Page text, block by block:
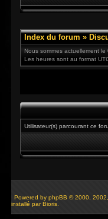
Index du forum »
Nous sommes actuellement
Les heures sont au format
Utilisateur(s) parcourant ce
Powered by phpBB © 2000,
installé par Bioris.